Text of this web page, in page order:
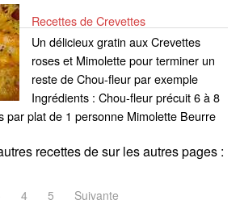
Recettes de Crevettes
Un délicieux gratin aux Crevettes
roses et Mimolette pour terminer un
reste de Chou-fleur par exemple
Ingrédients : Chou-fleur précuit 6 à 8
par plat de 1 personne Mimolette Beurre
recettes desur les autres pages :
4 5 Suivante